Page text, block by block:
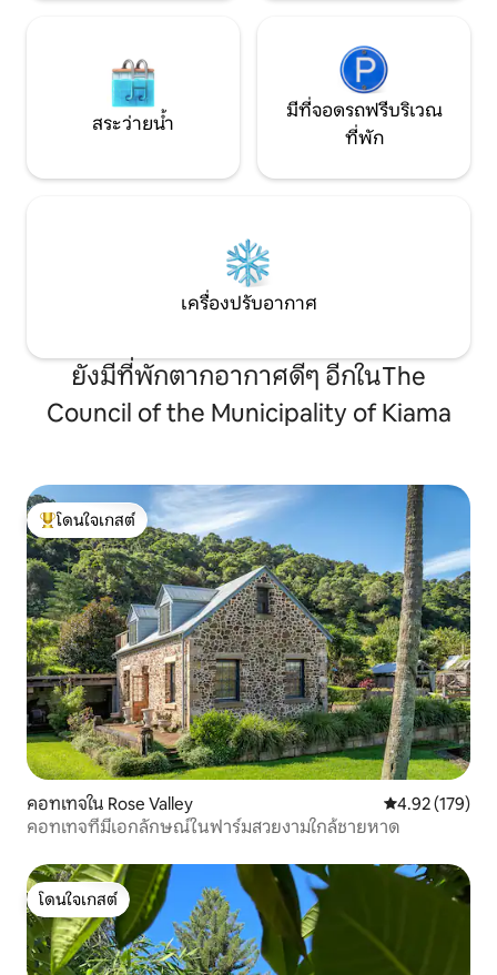
สระว่ายน้ำ
มีที่จอดรถฟรีบริเวณ
ที่พัก
เครื่องปรับอากาศ
ยังมีที่พักตากอากาศดีๆ อีกในThe
Council of the Municipality of Kiama
โดนใจเกสต์ที่สุด
โดนใจเกสต์
คอทเทจใน Rose Valley คะแนนเฉลี่ย
4.92 (179)
คอทเทจที่มีเอกลักษณ์ในฟาร์มสวยงามใกล้ชายหาด
โดนใจเกสต์
โดนใจเกสต์